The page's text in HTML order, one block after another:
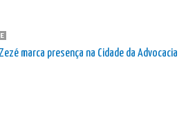
marca presença na Cidade da Advocacia